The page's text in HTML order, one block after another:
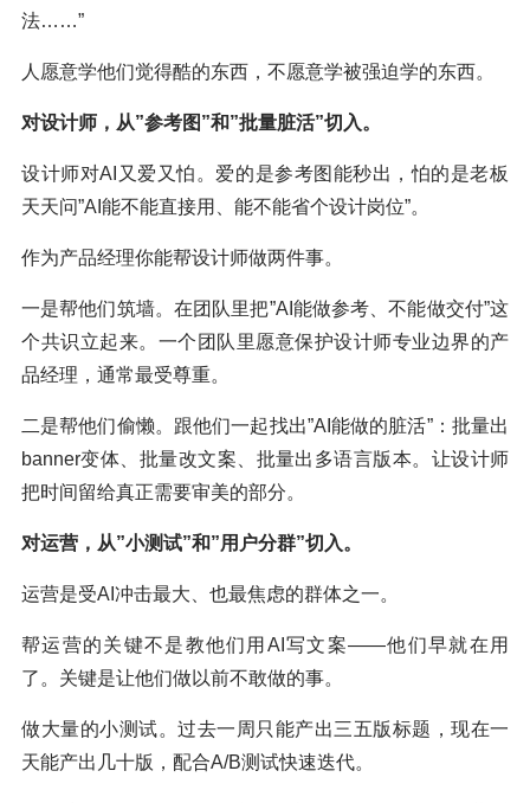
法……”
人愿意学他们觉得酷的东西，不愿意学被强迫学的东西。
对设计师，从”参考图”和”批量脏活”切入。
设计师对AI又爱又怕。爱的是参考图能秒出，怕的是老板
天天问”AI能不能直接用、能不能省个设计岗位”。
作为产品经理你能帮设计师做两件事。
一是帮他们筑墙。在团队里把”AI能做参考、不能做交付”这
个共识立起来。一个团队里愿意保护设计师专业边界的产
品经理，通常最受尊重。
二是帮他们偷懒。跟他们一起找出”AI能做的脏活”：批量出
banner变体、批量改文案、批量出多语言版本。让设计师
把时间留给真正需要审美的部分。
对运营，从”小测试”和”用户分群”切入。
运营是受AI冲击最大、也最焦虑的群体之一。
帮运营的关键不是教他们用AI写文案——他们早就在用
了。关键是让他们做以前不敢做的事。
做大量的小测试。过去一周只能产出三五版标题，现在一
天能产出几十版，配合A/B测试快速迭代。